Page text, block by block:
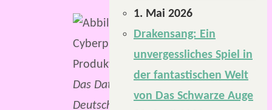
Das Datenset. ©
Deutsche Ausgabe
Wenn
man
TRUANT
Spiele
eines
1. Mai 2026
Drakensang: Ein
unvergessliches Spiel in
der fantastischen Welt
von Das Schwarze Auge